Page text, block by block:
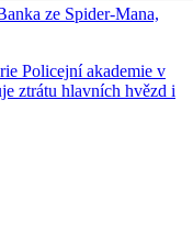
ze Spider-Mana,
Policejní akademie v
ztrátu hlavních hvězd i